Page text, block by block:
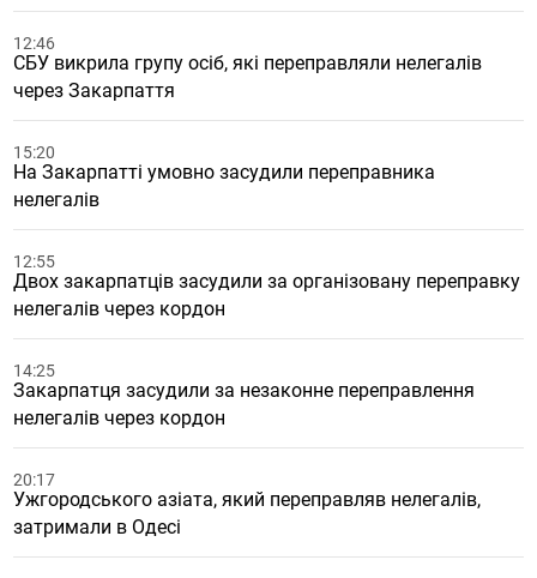
12:46
СБУ викрила групу осіб, які переправляли нелегалів
через Закарпаття
15:20
На Закарпатті умовно засудили переправника
нелегалів
12:55
Двох закарпатців засудили за організовану переправку
нелегалів через кордон
14:25
Закарпатця засудили за незаконне переправлення
нелегалів через кордон
20:17
Ужгородського азіата, який переправляв нелегалів,
затримали в Одесі